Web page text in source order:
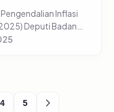
Inflasi
Deputi Badan
Ismartini
4 5